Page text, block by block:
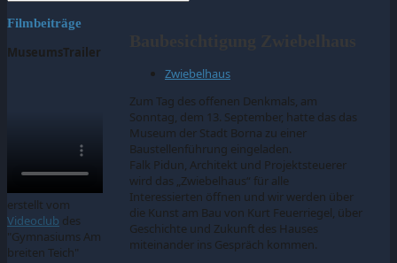
Filmbeiträge
MuseumsTrailer
erstellt vom
Videoclub des
"Gymnasiums Am
breiten Teich"
Zwiebelhaus
Zum Tag des offenen Denkmals, am
Sonntag, dem 13. September, hatte das das
Museum der Stadt Borna zu einer
Baustellenführung eingeladen.
Falk Pidun, Architekt und Projektsteuerer
wird das „Zwiebelhaus“ für alle
Interessierten öffnen und wir werden über
die Kunst am Bau von Kurt Feuerriegel, über
Geschichte und Zukunft des Hauses
miteinander ins Gespräch kommen.